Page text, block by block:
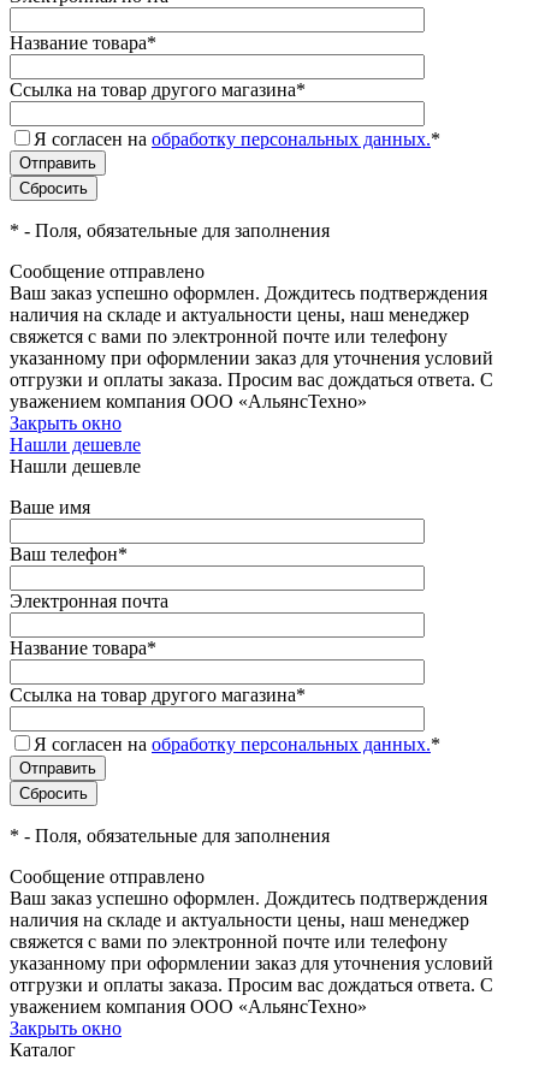
Название товара*
Ссылка на товар другого магазина*
Я согласен на обработку персональных данных.*
* - Поля, обязательные для заполнения
Сообщение отправлено
Ваш заказ успешно оформлен. Дождитесь подтверждения
наличия на складе и актуальности цены, наш менеджер
свяжется с вами по электронной почте или телефону
указанному при оформлении заказ для уточнения условий
отгрузки и оплаты заказа. Просим вас дождаться ответа. С
уважением компания ООО «АльянсТехно»
Закрыть окно
Нашли дешевле
Нашли дешевле
Ваше имя
Ваш телефон*
Электронная почта
Название товара*
Ссылка на товар другого магазина*
Я согласен на обработку персональных данных.*
* - Поля, обязательные для заполнения
Сообщение отправлено
Ваш заказ успешно оформлен. Дождитесь подтверждения
наличия на складе и актуальности цены, наш менеджер
свяжется с вами по электронной почте или телефону
указанному при оформлении заказ для уточнения условий
отгрузки и оплаты заказа. Просим вас дождаться ответа. С
уважением компания ООО «АльянсТехно»
Закрыть окно
Каталог